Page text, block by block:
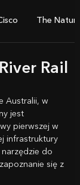
The
Rail
Australii, w
jest
pierwszej w
infrastruktury
do
się z